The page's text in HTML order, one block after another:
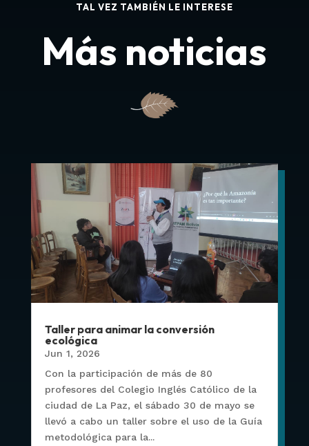
TAL VEZ TAMBIÉN LE INTERESE
Más noticias
Taller para animar la conversión
ecológica
Jun 1, 2026
Con la participación de más de 80
profesores del Colegio Inglés Católico de la
ciudad de La Paz, el sábado 30 de mayo se
llevó a cabo un taller sobre el uso de la Guía
metodológica para la...